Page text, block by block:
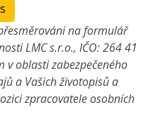
na formulář
LMC s.r.o., IČO: 264 41
v oblasti zabezpečeného
a Vašich životopisů a
zpracovatele osobních